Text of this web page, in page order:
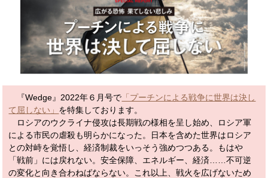
『Wedge』2022年６月号で 「プーチンによる戦争に世界は決し
て屈しない」 を特集しております。
ロシアのウクライナ侵攻は長期戦の様相を呈し始め、ロシア軍
による市民の虐殺も明らかになった。日本を含めた世界はロシア
との対峙を覚悟し、経済制裁をいっそう強めつつある。もはや
「戦前」には戻れない。安全保障、エネルギー、経済……不可逆
の変化と向き合わねばならない。これ以上、戦火を広げないため